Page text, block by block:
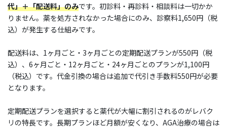
代」＋「配送料」のみです。初診料・再診料・相談料は一切かか
りません。薬を処方されなかった場合にのみ、診察料1,650円（税
込）が発生する仕組みです。
配送料は、1ヶ月ごと・3ヶ月ごとの定期配送プランが550円（税
込）、6ヶ月ごと・12ヶ月ごと・24ヶ月ごとのプランが1,100円
（税込）です。代金引換の場合は追加で代引き手数料550円が必要
となります。
定期配送プランを選択すると薬代が大幅に割引されるのがレバク
リの特長です。長期プランほど月額が安くなり、AGA治療の場合は